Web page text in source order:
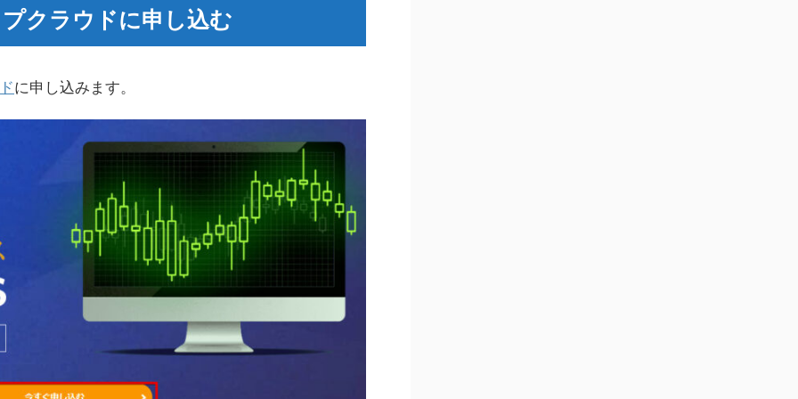
クラウドに申し込む
に申し込みます。